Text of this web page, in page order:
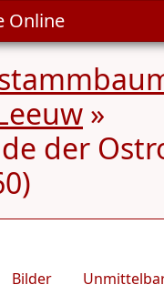
Online
»
der
Bilder